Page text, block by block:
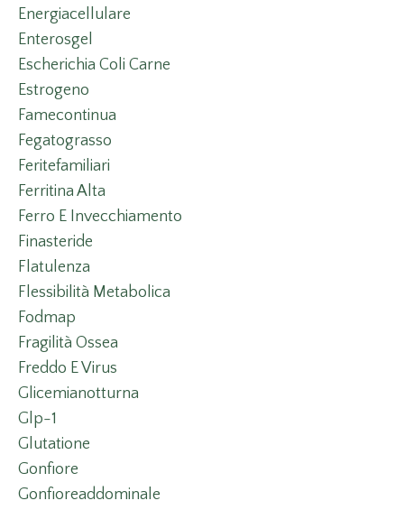
Energiacellulare
Enterosgel
Escherichia Coli Carne
Estrogeno
Famecontinua
Fegatograsso
Feritefamiliari
Ferritina Alta
Ferro E Invecchiamento
Finasteride
Flatulenza
Flessibilità Metabolica
Fodmap
Fragilità Ossea
Freddo E Virus
Glicemianotturna
Glp-1
Glutatione
Gonfiore
Gonfioreaddominale